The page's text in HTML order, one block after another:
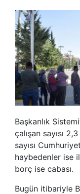
Başkanlık
çalışan sayısı
sayısı
haybedenler ise
borç ise cabası.
Bugün itibariyle